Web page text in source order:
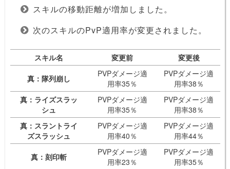
スキルの移動距離が増加しました。
次のスキルのPvP適用率が変更されました。
スキル名 変更前 変更後
真：隊列崩し
PVPダメージ適
用率35％
PVPダメージ適
用率38％
真：ライズスラッ
シュ
PVPダメージ適
用率35％
PVPダメージ適
用率38％
真：スラントライ
ズスラッシュ
PVPダメージ適
用率40％
PVPダメージ適
用率44％
真：刻印斬
PVPダメージ適
用率23％
PVPダメージ適
用率35％